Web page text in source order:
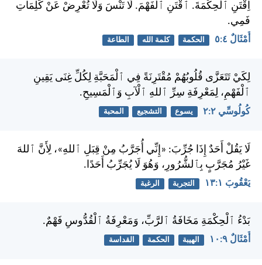
اِقْتَنِ ٱلْحِكْمَةَ. ٱقْتَنِ ٱلْفَهْمَ. لَا تَنْسَ وَلَا تُعْرِضْ عَنْ كَلِمَاتِ
فَمِي.
أَمْثَالٌ ٤:‏٥ الحكمة كلمة الله الطاعة
لِكَيْ تَتَعَزَّى قُلُوبُهُمْ مُقْتَرِنَةً فِي ٱلْمَحَبَّةِ لِكُلِّ غِنَى يَقِينِ
ٱلْفَهْمِ، لِمَعْرِفَةِ سِرِّ ٱللهِ ٱلْآبِ وَٱلْمَسِيحِ.
كُولُوسِّي ٢:‏٢ يسوع التشجيع المحبة
لَا يَقُلْ أَحَدٌ إِذَا جُرِّبَ: «إِنِّي أُجَرَّبُ مِنْ قِبَلِ ٱللهِ»، لِأَنَّ ٱللهَ
غَيْرُ مُجَرَّبٍ بِٱلشُّرُورِ، وَهُوَ لَا يُجَرِّبُ أَحَدًا.
يَعْقُوبَ ١:‏١٣ التجربة الرغبة
بَدْءُ ٱلْحِكْمَةِ مَخَافَةُ ٱلرَّبِّ، وَمَعْرِفَةُ ٱلْقُدُّوسِ فَهْمٌ.
أَمْثَالٌ ٩:‏١٠ الهيبة الحكمة القداسة